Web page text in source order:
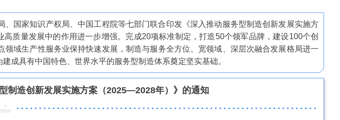
国家知识产权局、中国工程院等七部门联合印发《深入推动服务型制造创新发展实施方
质量发展中的作用进一步增强。完成20项标准制定，打造50个领军品牌，建设100个创
域生产性服务业保持快速发展，制造与服务全方位、宽领域、深层次融合发展格局进一
成具有中国特色、世界水平的服务型制造体系奠定坚实基础。
制造创新发展实施方案（2025—2028年）》的通知